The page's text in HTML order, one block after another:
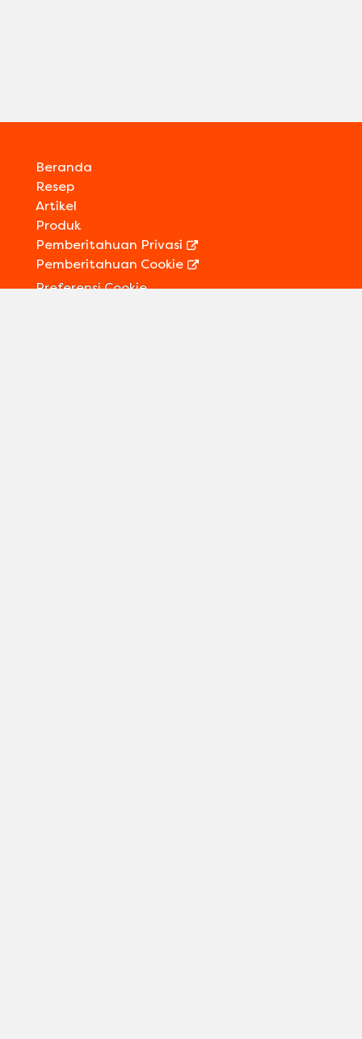
Beranda
Resep
Artikel
Produk
Pemberitahuan Privasi
Pemberitahuan Cookie
Preferensi Cookie